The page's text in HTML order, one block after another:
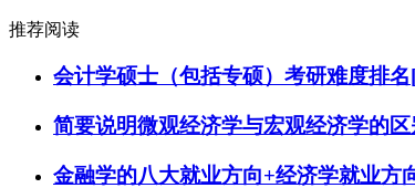
推荐阅读
会计学硕士（包括专硕）考研难度排
简要说明微观经济学与宏观经济学的
金融学的八大就业方向+经济学就业方